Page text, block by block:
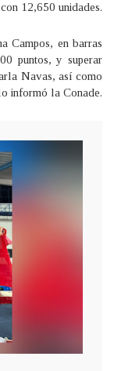
12,650 unidades.
Campos, en barras
puntos, y superar
Navas, así como
informó la Conade.